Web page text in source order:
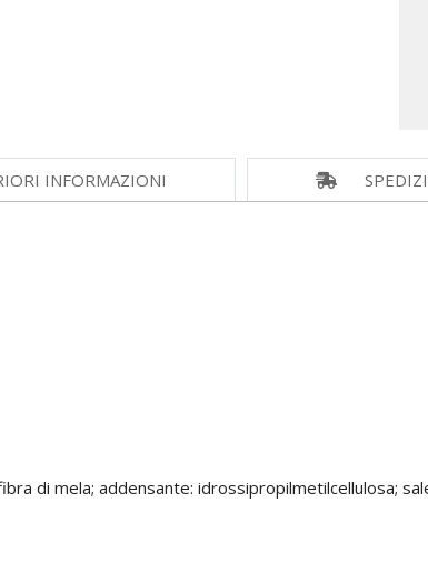
INFORMAZIONI
di mela; addensante: idrossipropilmetilcellulosa;